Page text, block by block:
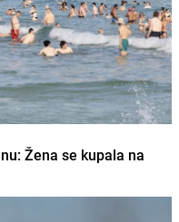
Žena se kupala na